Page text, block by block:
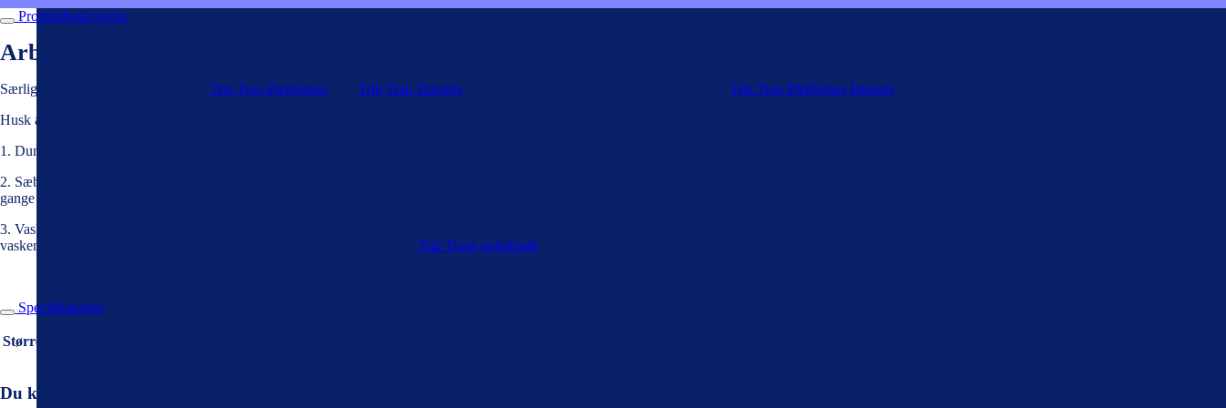
Produktbeskrivelse
Arbejdstrin
Særligt snavsede pletter fjernes med Trip Trap Pletfjerner Trip Trap Trærens Trip Trap Pletfjerner Intensiv.
Husk altid at foretage prøveopstrøg på et mindre synligt sted for kontrol af overfladens og produktets forenelighed.
1. Dunken rystes grundigt før brug.
2. Sæben blandes med varmt vand. Der doseres efter behov. Til rengøring af træoverflader: Anvend 1:40. Til grundbehandling sæbemætning af ubehandlet eller ludbehandlet nåletræ: Anvend 1:10. Vask gulvet 3
gange i løbet af de første 2 dage med dette blandingsforhold.
3. Vask gulvet i træets længderetning. Der kan med fordel benyttes 2 spande, hvoraf den ene bruges til at vride moppen op i, mens den anden rummer rent sæbevand. Der må ikke efterlades vand på gulvet efter
vasken. NB: Brug en moppe med høj bomuldsindhold, som kunne være Trip Traps gulvklude
Specifikationer
Størrelse [Volumen]
Du kunne også være interesseret i...